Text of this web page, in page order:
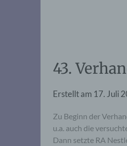
43.
Erstellt am 17. Juli
Zu Beginn der
u.a. auch die
Dann setzte RA